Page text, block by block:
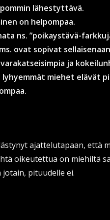
lähestyttävä.
on helpompaa.
ns. ”poikaystävä-
ovat sopivat
ja
miehet elävät
ajattelutapaan, että
oikeutettua on miehiltä
pituudelle ei.